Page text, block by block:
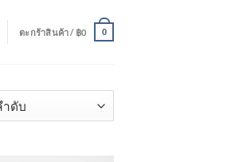
ตะกร้าสินค้า / ฿0 0